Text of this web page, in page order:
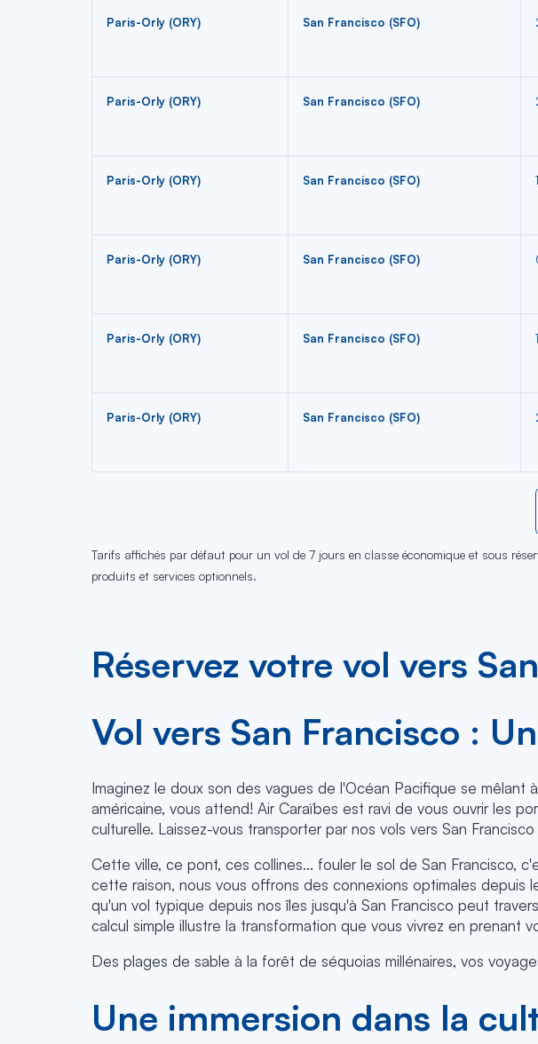
Paris-Orly (ORY) San Francisco (SFO)
Paris-Orly (ORY) San Francisco (SFO)
Paris-Orly (ORY) San Francisco (SFO)
Paris-Orly (ORY) San Francisco (SFO)
Paris-Orly (ORY) San Francisco (SFO)
Paris-Orly (ORY) San Francisco (SFO)
Tarifs affichés par défaut pour un vol de 7 jours en classe économique et sous
produits et services optionnels.
Réservez votre vol vers
Vol vers San Francisco :
Imaginez le doux son des vagues de l'Océan Pacifique se mêlant
américaine, vous attend! Air Caraïbes est ravi de vous ouvrir les
culturelle. Laissez-vous transporter par nos vols vers San
Cette ville, ce pont, ces collines... fouler le sol de San Francisco,
cette raison, nous vous offrons des connexions optimales depuis
qu'un vol typique depuis nos îles jusqu'à San Francisco peut
calcul simple illustre la transformation que vous vivrez en prenant
Des plages de sable à la forêt de séquoias millénaires, vos
Une immersion dans la